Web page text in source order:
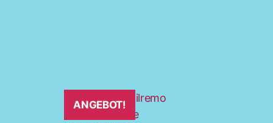
ANGEBOT!
Dieses